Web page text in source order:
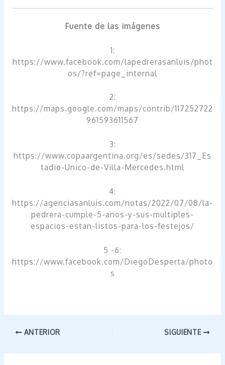
Fuente de las imágenes
1:
https://www.facebook.com/lapedrerasanluis/phot
os/?ref=page_internal
2:
https://maps.google.com/maps/contrib/117252722
961593611567
3:
https://www.copaargentina.org/es/sedes/317_Es
tadio-Unico-de-Villa-Mercedes.html
4:
https://agenciasanluis.com/notas/2022/07/08/la-
pedrera-cumple-5-anos-y-sus-multiples-
espacios-estan-listos-para-los-festejos/
5 -6:
https://www.facebook.com/DiegoDesperta/photo
s
ANTERIOR SIGUIENTE